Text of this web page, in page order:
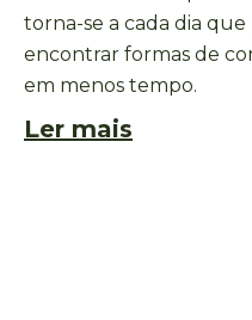
torna-se a cada dia que
encontrar formas de
em menos tempo.
Ler mais